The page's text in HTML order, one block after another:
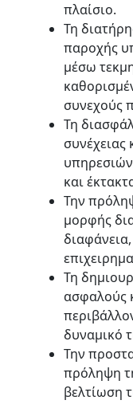
πλαίσιο.
Τη
παροχής
μέσω
συνεχούς
Τη
συνέχειας
και
Την
μορφής
Τη
ασφαλούς
δυναμικό
Την
πρόληψη
βελτίωση